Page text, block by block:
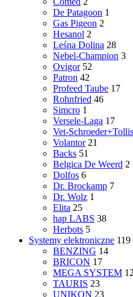
De Patagoon 1
Gas Pigeon 2
Hesanol 2
Leśna Dolina 28
Nebel-Champion 3
Ovigor 52
Patron 42
Profeed Taube 17
Rohnfried 46
Simcro 1
Versele-Laga 17
Vet-
Volantor 21
Backs 51
Belgica De Weerd 2
Dolfos 6
Dr. Brockamp 7
Dr. Wolz 1
Elita 25
hap LABS 38
Herbots 5
Systemy elektroniczne 119
BENZING 14
BRICON 17
MEGA SYSTEM 12
TAURIS 23
UNIKON 23